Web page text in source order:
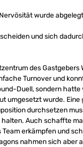
wurde
und sich
des Gastgebers
Turnover und
Duell, sondern hatte
umgesetzt wurde. Eine
durchsetzen
halten. Auch schaffte
erkämpfen und
nahmen sich aber